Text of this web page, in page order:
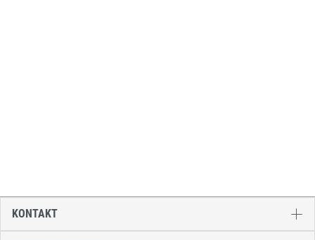
KONTAKT